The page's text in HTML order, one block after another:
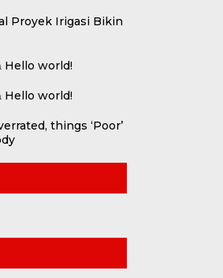
Proyek Irigasi Bikin
Hello world!
Hello world!
things ‘Poor’